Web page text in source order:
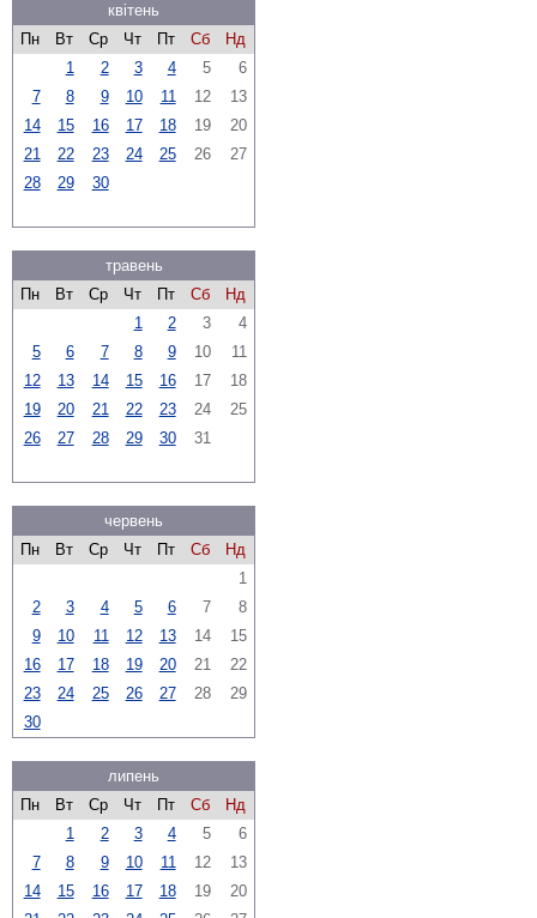
квітень
Пн
Вт Ср Чт Пт Сб
Нд
1
2 3 4 5
6
7
8 9 10 11 12
13
14
15 16 17 18 19
20
21
22 23 24 25 26
27
28
29 30
травень
Пн
Вт Ср Чт Пт Сб
Нд
1
2 3
4
5
6 7 8 9 10
11
12
13 14 15 16 17
18
19
20 21 22 23 24
25
26
27 28 29 30 31
червень
Пн
Вт Ср Чт Пт Сб
Нд
1
2
3 4 5 6 7
8
9
10 11 12 13 14
15
16
17 18 19 20 21
22
23
24 25 26 27 28
29
30
липень
Пн
Вт Ср Чт Пт Сб
Нд
1
2 3 4 5
6
7
8 9 10 11 12
13
14
15 16 17 18 19
20